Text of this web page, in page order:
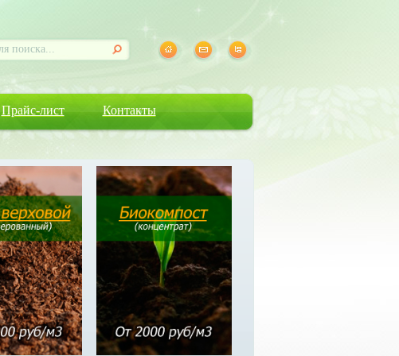
Прайс-лист Контакты